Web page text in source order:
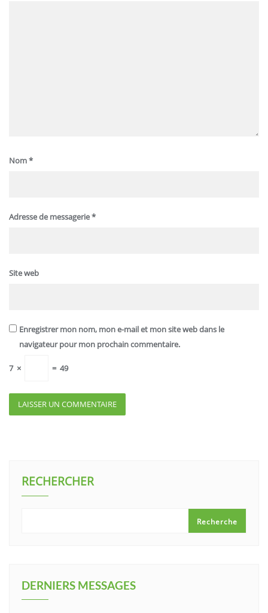
Nom*
Adresse de messagerie*
Site web
Enregistrer mon nom, mon e-mail et mon site web dans le
navigateur pour mon prochain commentaire.
7 × = 49
RECHERCHER
Recherche
DERNIERS MESSAGES